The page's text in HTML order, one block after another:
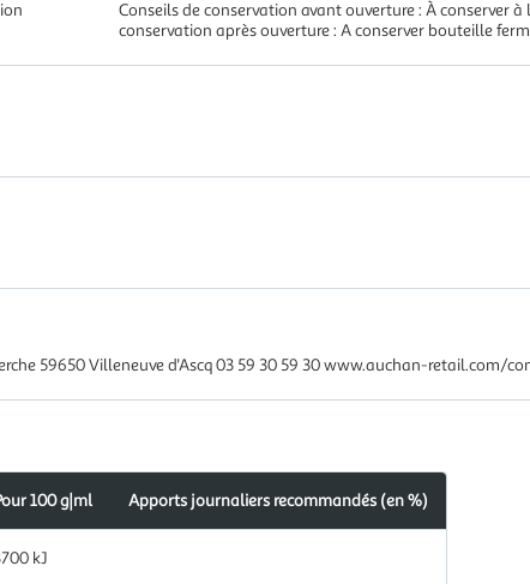
Conseils de conservation avant ouverture : À conserver
conservation après ouverture : A conserver bouteille
59650 Villeneuve d'Ascq 03 59 30 59 30 www.auchan-retail.com/
100 g|ml Apports journaliers recommandés (en %)
kJ